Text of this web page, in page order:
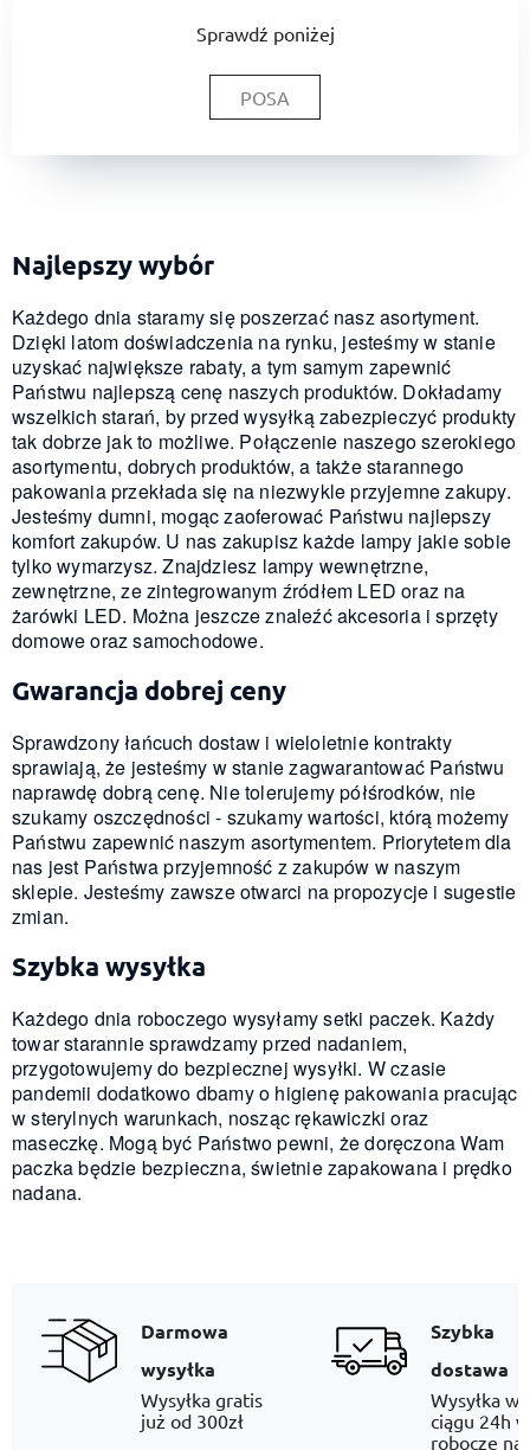
Sprawdź poniżej
POSA
Najlepszy wybór
Każdego dnia staramy się poszerzać nasz asortyment.
Dzięki latom doświadczenia na rynku, jesteśmy w stanie
uzyskać największe rabaty, a tym samym zapewnić
Państwu najlepszą cenę naszych produktów. Dokładamy
wszelkich starań, by przed wysyłką zabezpieczyć produkty
tak dobrze jak to możliwe. Połączenie naszego szerokiego
asortymentu, dobrych produktów, a także starannego
pakowania przekłada się na niezwykle przyjemne zakupy.
Jesteśmy dumni, mogąc zaoferować Państwu najlepszy
komfort zakupów. U nas zakupisz każde lampy jakie sobie
tylko wymarzysz. Znajdziesz lampy wewnętrzne,
zewnętrzne, ze zintegrowanym źródłem LED oraz na
żarówki LED. Można jeszcze znaleźć akcesoria i sprzęty
domowe oraz samochodowe.
Gwarancja dobrej ceny
Sprawdzony łańcuch dostaw i wieloletnie kontrakty
sprawiają, że jesteśmy w stanie zagwarantować Państwu
naprawdę dobrą cenę. Nie tolerujemy półśrodków, nie
szukamy oszczędności - szukamy wartości, którą możemy
Państwu zapewnić naszym asortymentem. Priorytetem dla
nas jest Państwa przyjemność z zakupów w naszym
sklepie. Jesteśmy zawsze otwarci na propozycje i sugestie
zmian.
Szybka wysyłka
Każdego dnia roboczego wysyłamy setki paczek. Każdy
towar starannie sprawdzamy przed nadaniem,
przygotowujemy do bezpiecznej wysyłki. W czasie
pandemii dodatkowo dbamy o higienę pakowania pracując
w sterylnych warunkach, nosząc rękawiczki oraz
maseczkę. Mogą być Państwo pewni, że doręczona Wam
paczka będzie bezpieczna, świetnie zapakowana i prędko
nadana.
Darmowa
wysyłka
Wysyłka gratis
już od 300zł
Szybka
dostawa
Wysyłka w
ciągu 24h
robocze na